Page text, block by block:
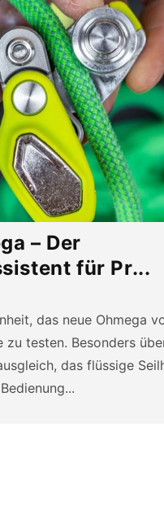
– Der
für Pr...
das neue Ohmega
zu testen. Besonders
das flüssige